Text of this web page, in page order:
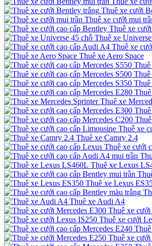
Thuê xe cưới
Thuê xe cưới mui
Thuê xe
Thuê xe
Thuê xe
Thuê xe Aero Space
Thuê
Thuê
Thuê
Thuê xe
Thuê xe
Thuê xe Camry 2.4
Thuê xe cưới
Thuê xe Lexus
Thuê xe Lexus
Thuê xe Audi A4
Thuê xe cưới
Thuê xe cưới
Thuê xe cưới